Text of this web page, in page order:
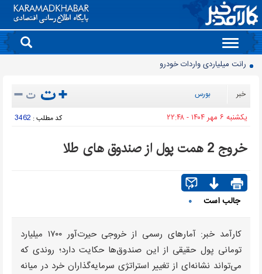
Toggle
navigation
رانت میلیاردی واردات خودرو
ثبت قیمت کالا و خدمات در سامانه 124 الزامی شد
پایان واگذاری سنتی پهنه های معدنی
افت ۳۴ درصدی فروش خودروسازان؛ ۱۵۵ هزار خودرو در چهار ماه فروخته شد
چرا قبوض برق برخی مشترکان افزایش چند برابری داشت؟
گروه کالاهایی که مشمول واردات با ارز اشخاص شدند
پرشدگی سدها به 58درصد رسید
خبر بورس
يکشنبه ۶ مهر ۱۴۰۴ - ۲۲:۴۸ کد مطلب : 3462
خروج 2 همت پول از صندوق های طلا
جالب است ۰
کارآمد خبر: آمارهای رسمی از خروجی حیرت‌آور ۱۷۰۰ میلیارد
تومانی پول حقیقی از این صندوق‌ها حکایت دارد؛ روندی که
می‌تواند نشانه‌ای از تغییر استراتژی سرمایه‌گذاران خرد در میانه